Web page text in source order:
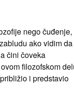
nego čuđenje,
ako vidim da
čini čoveka
filozofskom
i predstavio